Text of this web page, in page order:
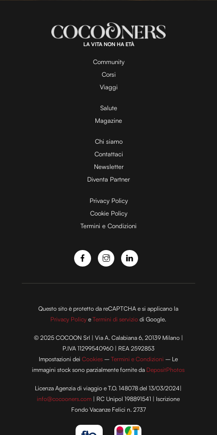
a
y
V
i
d
e
o
:
1
0
0
.
0
LA VITA NON HA ETÀ
Community
Corsi
Viaggi
Salute
Magazine
Chi siamo
Contattaci
Newsletter
Diventa Partner
Privacy Policy
Cookie Policy
Termini e Condizioni
Questo sito è protetto da reCAPTCHA e si applicano la
Privacy Policy eTermini di servizio di Google.
© 2025 COCOON Srl | Via A. Calabiana 6, 20139 Milano |
P.IVA 11299540960 | REA 2592853
Impostazioni deiCookies –Termini e Condizioni – Le
immagini stock sono parzialmente fornite da DepositPhotos
Licenza Agenzia di viaggio e T.O. 148078 del 13/03/2024|
info@cocooners.com | RC Unipol 198891541 | Iscrizione
Fondo Vacanze Felici n. 2737